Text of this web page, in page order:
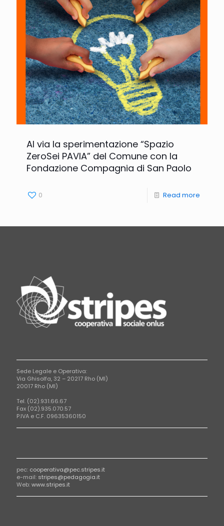
Al via la sperimentazione “Spazio
ZeroSei PAVIA” del Comune con la
Fondazione Compagnia di San Paolo
0 Read more
Sede Legale e Operativa:
Via Ghisolfa, 32 – 20217 Rho (MI)
20017 Rho (MI)
Tel. (02).931.66.67
Fax (02).935.070.57
P.IVA e C.F. 09635360150
pec: cooperativa@pec.stripes.it
e-mail: stripes@pedagogia.it
Web:www.stripes.it